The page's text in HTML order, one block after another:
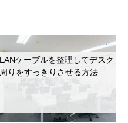
LANケーブルを整理してデスク
周りをすっきりさせる方法